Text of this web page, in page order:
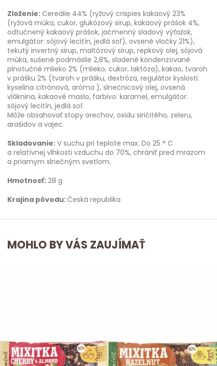
Zloženie: Cereálie 44% (ryžový crispies kakaový 23%
(ryžová múka, cukor, glukózový sirup, kakaový prášok 4%,
odtučnený kakaový prášok, jačmenný sladový výťažok,
emulgátor: sójový lecitín, jedlá soľ), ovsené vločky 21%),
tekutý invertný sirup, maltózový sirup, repkový olej, sójová
múka, sušené podmáslie 2,8%, sladené kondenzované
plnotučné mlieko 2% (mlieko, cukor, laktóza), kakao, tvaroh
v prášku 2% (tvaroh v prášku, dextróza, regulátor kyslosti:
kyselina citrónová, aróma ), slnečnicový olej, ovsená
vláknina, kakaové maslo, farbivo: karamel, emulgátor:
sójový lecitín, jedlá soľ.
Môže obsahovať stopy orechov, oxidu siričitého, zeleru,
arašidov a vajec.
Skladovanie: V suchu pri teplote max. Do 25 ° C
a relatívnej vlhkosti vzduchu do 70%, chrániť pred mrazom
a priamym slnečným svetlom.
Hmotnosť: 28 g
Krajina pôvodu:Česká republika
MOHLO BY VÁS ZAUJÍMAŤ